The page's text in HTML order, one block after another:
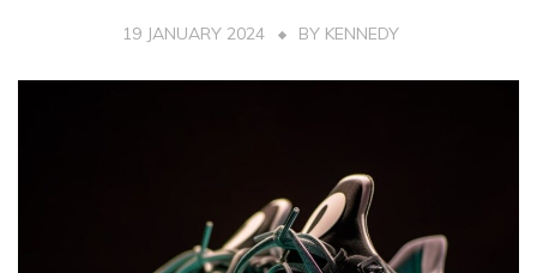
19 JANUARY 2024 BY KENNEDY